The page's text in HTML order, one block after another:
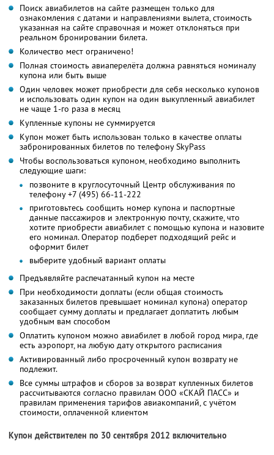
Поиск авиабилетов на сайте размещен только для
ознакомления с датами и направлениями вылета, стоимость
указанная на сайте справочная и может отклоняться при
реальном бронировании билета.
Количество мест ограничено!
Полная стоимость авиаперелёта должна равняться номиналу
купона или быть выше
Один человек может приобрести для себя несколько купонов
и использовать один купон на один выкупленный авиабилет
не чаще 1-го раза в месяц
Купленные купоны не суммируется
Купон может быть использован только в качестве оплаты
забронированных билетов по телефону SkyPass
Чтобы воспользоваться купоном, необходимо выполнить
следующие шаги:
позвоните в круглосуточный Центр обслуживания по
телефону +7 (495) 66-11-222
приготовьтесь сообщить номер купона и паспортные
данные пассажиров и электронную почту, скажите, что
хотите приобрести авиабилет с помощью купона и назовите
его номинал. Оператор подберет подходящий рейс и
оформит билет
выберите удобный вариант оплаты
Предъявляйте распечатанный купон на месте
При необходимости доплаты (если общая стоимость
заказанных билетов превышает номинал купона) оператор
сообщает сумму доплаты и предлагает доплатить любым
удобным вам способом
Оплатить купоном можно авиабилет в любой город мира, где
есть аэропорт, на любую дату открытого расписания
Активированный либо просроченный купон возврату не
подлежит.
Все суммы штрафов и сборов за возврат купленных билетов
рассчитываются согласно правилам ООО «СКАЙ ПАСС» и
правилам применения тарифов авиакомпаний, с учётом
стоимости, оплаченной клиентом
Купон действителен по 30 сентября 2012 включительно